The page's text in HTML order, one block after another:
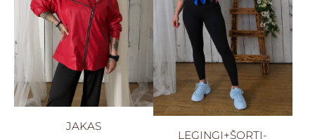
JAKAS
LEGINGI+ŠORTI-